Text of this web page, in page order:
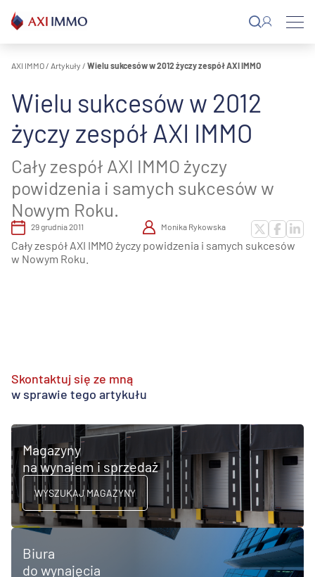
do
treści
AXI IMMO / Artykuły / Wielu sukcesów w 2012 życzy zespół AXI IMMO
Wielu sukcesów w 2012
życzy zespół AXI IMMO
Cały zespół AXI IMMO życzy
powidzenia i samych sukcesów w
Nowym Roku.
29 grudnia 2011 Monika Rykowska
Cały zespół AXI IMMO życzy powidzenia i samych sukcesów
w Nowym Roku.
Skontaktuj się ze mną
w sprawie tego artykułu
Magazyny
na wynajem i sprzedaż
WYSZUKAJ MAGAZYNY
Biura
do wynajęcia